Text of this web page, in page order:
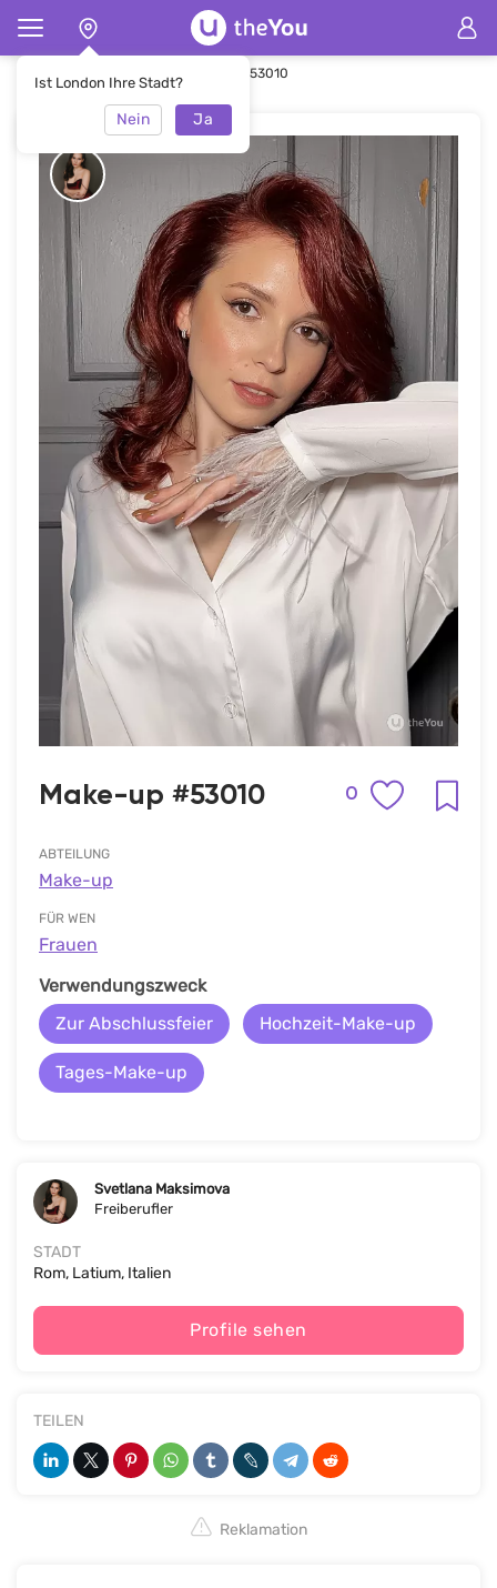
Ist London Ihre Stadt?
Nein Ja
Hauptseite Make-up Make-up #53010
Make-up #53010 0
ABTEILUNG
Make-up
FÜR WEN
Frauen
Verwendungszweck
Zur Abschlussfeier
Hochzeit-Make-up
Tages-Make-up
Svetlana Maksimova
Freiberufler
STADT
Rom, Latium, Italien
Profile sehen
TEILEN
Reklamation